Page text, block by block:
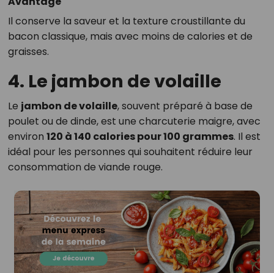
Il conserve la saveur et la texture croustillante du
bacon classique, mais avec moins de calories et de
graisses.
4. Le jambon de volaille
Le jambon de volaille, souvent préparé à base de
poulet ou de dinde, est une charcuterie maigre, avec
environ 120 à 140 calories pour 100 grammes. Il est
idéal pour les personnes qui souhaitent réduire leur
consommation de viande rouge.